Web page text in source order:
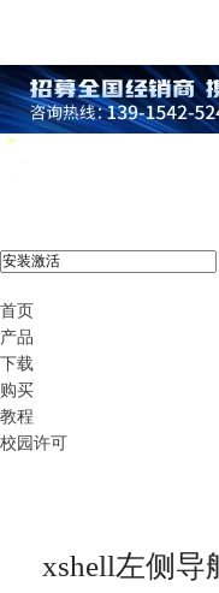
首页
产品
下载
购买
教程
校园许可
xshell左侧导